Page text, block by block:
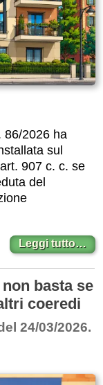
86/2026 ha
sul
907 c. c. se
del
Leggi tutto…
basta se
coeredi
24/03/2026.